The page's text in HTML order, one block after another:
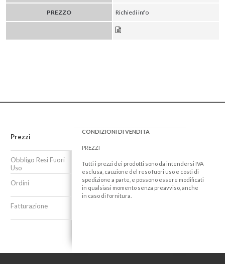
PREZZO Richiedi info
Prezzi
Obbligo Resi Fuori
Uso
Ordini
Fatturazione
CONDIZIONI DI VENDITA
PREZZI
Tutti i prezzi dei prodotti sono da intendersi IVA
esclusa, cauzione del reso fuori uso e costi di
spedizione a parte, e possono essere modificati
in qualsiasi momento senza preavviso, anche
in caso di fornitura.